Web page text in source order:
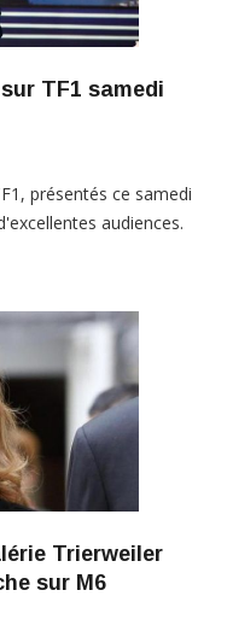
TF1 samedi
présentés ce samedi
audiences.
Trierweiler
sur M6